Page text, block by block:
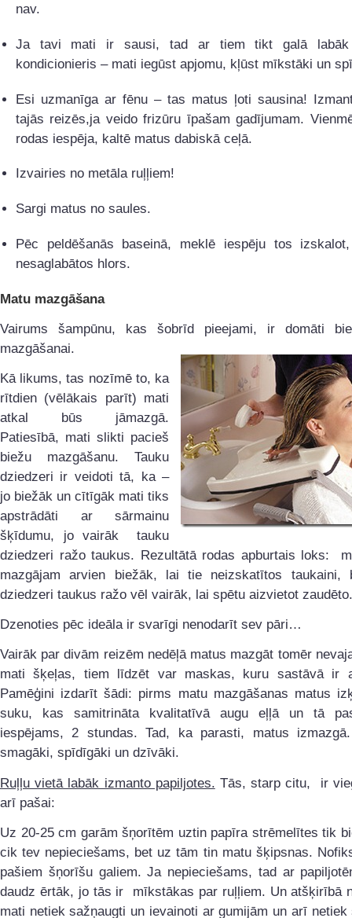
nav.
Ja tavi mati ir sausi, tad ar tiem tikt galā labāk
kondicionieris – mati iegūst apjomu, kļūst mīkstāki un
Esi uzmanīga ar fēnu – tas matus ļoti sausina!
tajās reizēs,ja veido frizūru īpašam gadījumam.
rodas iespēja, kaltē matus dabiskā ceļā.
Izvairies no metāla ruļļiem!
Sargi matus no saules.
Pēc peldēšanās baseinā, meklē iespēju tos
nesaglabātos hlors.
Matu mazgāšana
Vairums šampūnu, kas šobrīd pieejami, ir domāti
mazgāšanai.
Kā likums, tas nozīmē to, ka
rītdien (vēlākais parīt) mati
atkal būs jāmazgā.
Patiesībā, mati slikti pacieš
biežu mazgāšanu. Tauku
dziedzeri ir veidoti tā, ka –
jo biežāk un cītīgāk mati tiks
apstrādāti ar sārmainu
šķīdumu, jo vairāk tauku
dziedzeri ražo taukus. Rezultātā rodas apburtais loks:
mazgājam arvien biežāk, lai tie neizskatītos taukaini,
dziedzeri taukus ražo vēl vairāk, lai spētu aizvietot zaudēto.
Dzenoties pēc ideāla ir svarīgi nenodarīt sev pāri…
Vairāk par divām reizēm nedēļā matus mazgāt tomēr
mati šķeļas, tiem līdzēt var maskas, kuru sastāvā ir
Pamēģini izdarīt šādi: pirms matu mazgāšanas matus
suku, kas samitrināta kvalitatīvā augu eļļā un tā
iespējams, 2 stundas. Tad, ka parasti, matus
smagāki, spīdīgāki un dzīvāki.
Ruļļu vietā labāk izmanto papiljotes. Tās, starp citu, ir
arī pašai:
Uz 20-25 cm garām šņorītēm uztin papīra strēmelītes tik
cik tev nepieciešams, bet uz tām tin matu šķipsnas.
pašiem šņorīšu galiem. Ja nepieciešams, tad ar
daudz ērtāk, jo tās ir mīkstākas par ruļļiem. Un atšķirībā
mati netiek sažņaugti un ievainoti ar gumijām un arī netiek